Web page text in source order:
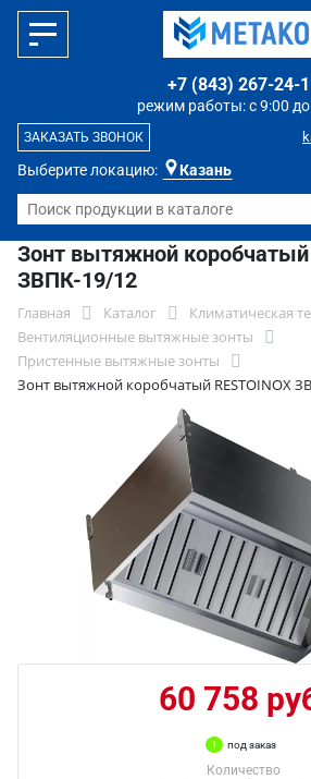
Выберите локацию: Казань
режим работы: с 9:00
+7 (843) 267-24-
ЗАКАЗАТЬ ЗВОНОК
Зонт вытяжной коробчатый
ЗВПК-19/12
Главная Каталог
Климатическая
Вентиляционные вытяжные зонты
Пристенные вытяжные зонты
Зонт вытяжной коробчатый RESTOINOX
60 758
под заказ
Количество